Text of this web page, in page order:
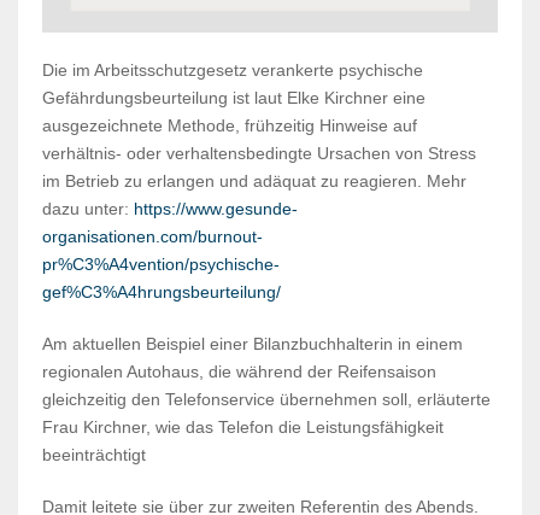
Die im Arbeitsschutzgesetz verankerte psychische
Gefährdungsbeurteilung ist laut Elke Kirchner eine
ausgezeichnete Methode, frühzeitig Hinweise auf
verhältnis- oder verhaltensbedingte Ursachen von Stress
im Betrieb zu erlangen und adäquat zu reagieren. Mehr
dazu unter: https://www.gesunde-
organisationen.com/burnout-
pr%C3%A4vention/psychische-
gef%C3%A4hrungsbeurteilung/
Am aktuellen Beispiel einer Bilanzbuchhalterin in einem
regionalen Autohaus, die während der Reifensaison
gleichzeitig den Telefonservice übernehmen soll, erläuterte
Frau Kirchner, wie das Telefon die Leistungsfähigkeit
beeinträchtigt
Damit leitete sie über zur zweiten Referentin des Abends.